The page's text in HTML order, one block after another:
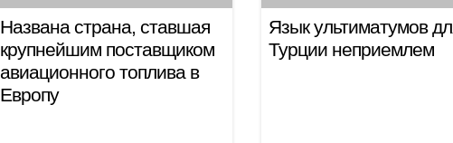
Названа страна, ставшая
крупнейшим поставщиком
авиационного топлива в
Европу
Язык ультиматумов
Турции неприемлем